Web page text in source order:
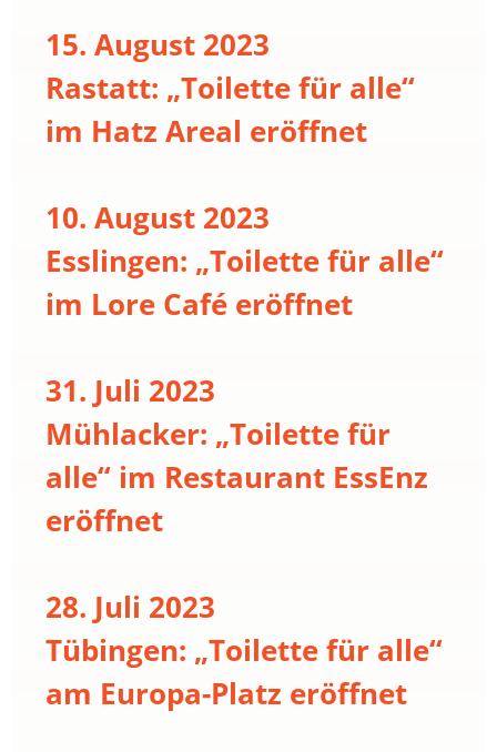
15. August 2023
Rastatt: „Toilette für alle“
im Hatz Areal eröffnet
10. August 2023
Esslingen: „Toilette für alle“
im Lore Café eröffnet
31. Juli 2023
Mühlacker: „Toilette für
alle“ im Restaurant EssEnz
eröffnet
28. Juli 2023
Tübingen: „Toilette für alle“
am Europa-Platz eröffnet